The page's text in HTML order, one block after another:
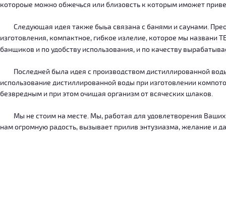
котороые можно обжечься или близовсть к которым иможет
Следующая идея также быьа связана с банями и саунами.
изготовления, компактное, гибкое излелие, которое мы
банщиков и по удобству использования, и по качеству
Последней была идея с производством дистиллированной
использование дистиллированной воды при изготовлении
безвредным и при этом очищая организм от всяческих шлаков.
Мы не стоим на месте. Мы, работая для удовлетворения Ваших
нам огромную радость, вызывает прилив энтузиазма, желание и